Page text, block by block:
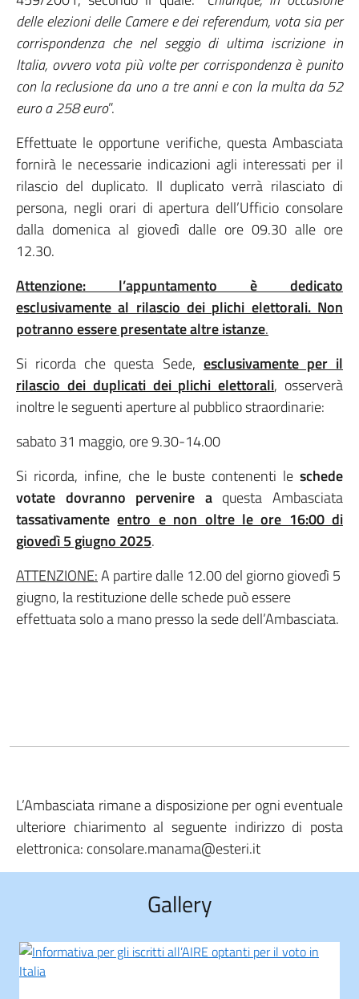
delle elezioni delle Camere e dei referendum, vota sia per
corrispondenza che nel seggio di ultima iscrizione in
Italia, ovvero vota più volte per corrispondenza è punito
con la reclusione da uno a tre anni e con la multa da 52
euro a 258 euro”.
Effettuate le opportune verifiche, questa Ambasciata
fornirà le necessarie indicazioni agli interessati per il
rilascio del duplicato. Il duplicato verrà rilasciato di
persona, negli orari di apertura dell’Ufficio consolare
dalla domenica al giovedì dalle ore 09.30 alle ore
12.30.
Attenzione: l’appuntamento è dedicato
esclusivamente al rilascio dei plichi elettorali. Non
potranno essere presentate altre istanze.
Si ricorda che questa Sede,esclusivamente per il
rilascio dei duplicati dei plichi elettorali, osserverà
inoltre le seguenti aperture al pubblico straordinarie:
sabato 31 maggio, ore 9.30-14.00
Si ricorda, infine, che le buste contenenti le schede
votate dovranno pervenire aquesta Ambasciata
tassativamenteentro e non oltre le ore 16:00 di
giovedì 5 giugno 2025.
ATTENZIONE:A partire dalle 12.00 del giorno giovedì 5
giugno, la restituzione delle schede può essere
effettuata solo a mano presso la sede dell’Ambasciata.
L’Ambasciata rimane a disposizione per ogni eventuale
ulteriore chiarimento al seguente indirizzo di posta
elettronica: consolare.manama@esteri.it
Gallery